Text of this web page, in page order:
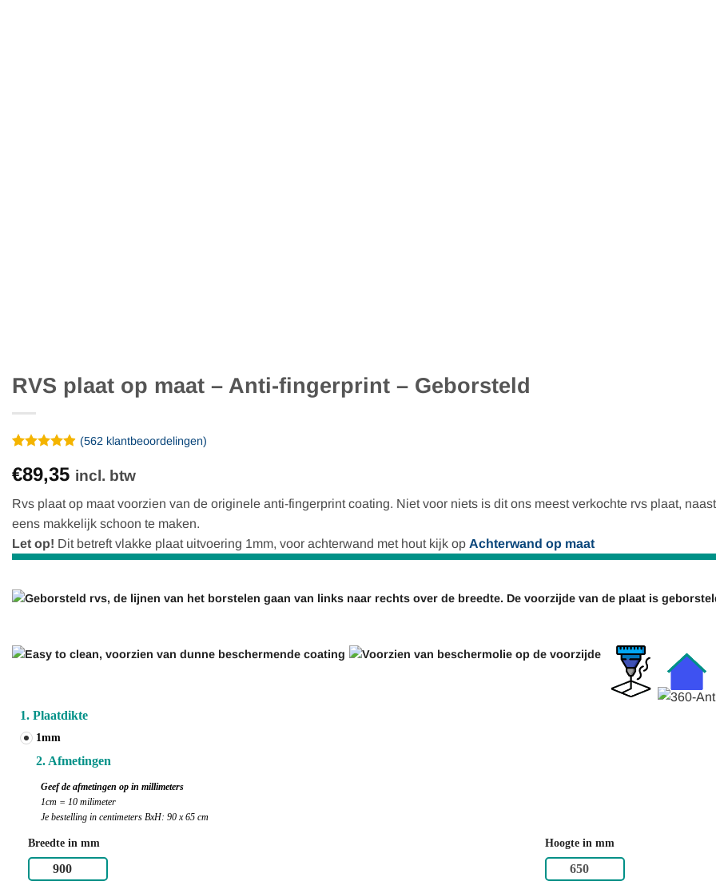
RVS plaat op maat – Anti-fingerprint – Geborsteld
4.86op 5
gebaseerd
op
klantbeoordelingen
(562 klantbeoordelingen)
€89,35 incl. btw
Rvs plaat op maat voorzien van de originele anti-fingerprint coating. Niet voor niets is dit ons meest verkochte rvs plaat,
eens makkelijk schoon te maken.
Let op! Dit betreft vlakke plaat uitvoering 1mm, voor achterwand met hout kijk op Achterwand op maat
1. Plaatdikte
1mm
2. Afmetingen
Geef de afmetingen op in millimeters
1cm = 10 milimeter
Je bestelling in centimeters BxH: 90 x 65 cm
Breedte in mm Hoogte in mm